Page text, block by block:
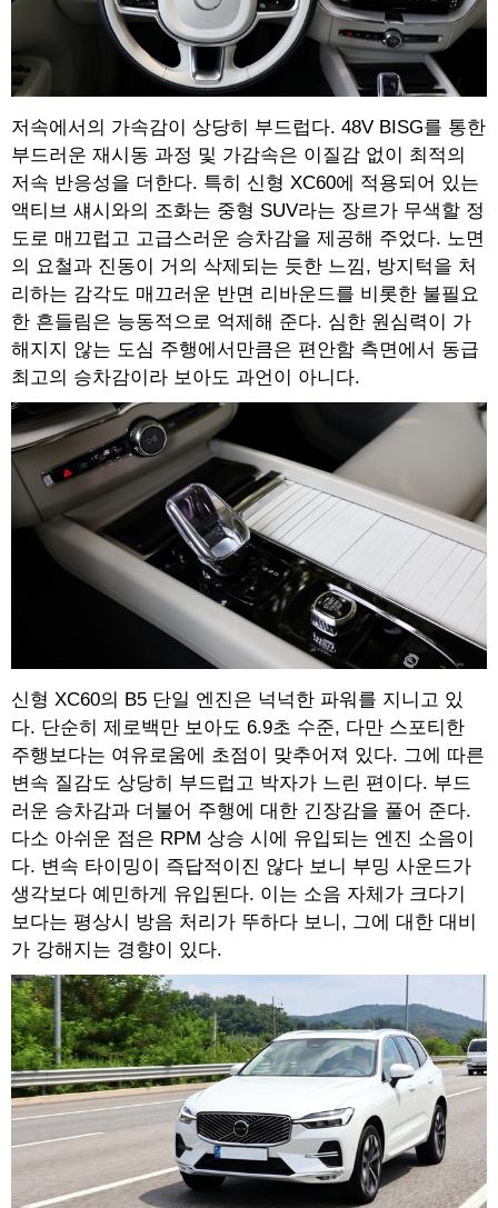
저속에서의 가속감이 상당히 부드럽다. 48V BISG를 통한
부드러운 재시동 과정 및 가감속은 이질감 없이 최적의
저속 반응성을 더한다. 특히 신형 XC60에 적용되어 있는
액티브 섀시와의 조화는 중형 SUV라는 장르가 무색할 정
도로 매끄럽고 고급스러운 승차감을 제공해 주었다. 노면
의 요철과 진동이 거의 삭제되는 듯한 느낌, 방지턱을 처
리하는 감각도 매끄러운 반면 리바운드를 비롯한 불필요
한 흔들림은 능동적으로 억제해 준다. 심한 원심력이 가
해지지 않는 도심 주행에서만큼은 편안함 측면에서 동급
최고의 승차감이라 보아도 과언이 아니다.
신형 XC60의 B5 단일 엔진은 넉넉한 파워를 지니고 있
다. 단순히 제로백만 보아도 6.9초 수준, 다만 스포티한
주행보다는 여유로움에 초점이 맞추어져 있다. 그에 따른
변속 질감도 상당히 부드럽고 박자가 느린 편이다. 부드
러운 승차감과 더불어 주행에 대한 긴장감을 풀어 준다.
다소 아쉬운 점은 RPM 상승 시에 유입되는 엔진 소음이
다. 변속 타이밍이 즉답적이진 않다 보니 부밍 사운드가
생각보다 예민하게 유입된다. 이는 소음 자체가 크다기
보다는 평상시 방음 처리가 뚜하다 보니, 그에 대한 대비
가 강해지는 경향이 있다.